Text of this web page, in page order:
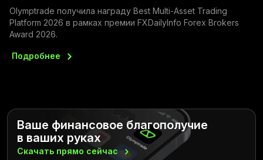
Olymptrade получила награду Best Multi-Asset Trading
Platform 2026 в рамках премии FXDailyInfo Forex Brokers
Award 2026.
Подробнее
Ваше финансовое благополучие
в ваших руках
Скачать прямо сейчас